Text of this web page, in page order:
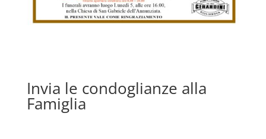
Invia le condoglianze alla
Famiglia